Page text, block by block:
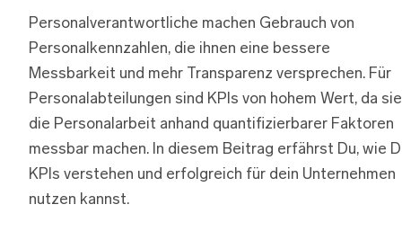
Personalverantwortliche machen Gebrauch von
Personalkennzahlen, die ihnen eine bessere
Messbarkeit und mehr Transparenz versprechen. Für
Personalabteilungen sind KPIs von hohem Wert, da sie
die Personalarbeit anhand quantifizierbarer Faktoren
messbar machen. In diesem Beitrag erfährst Du, wie
KPIs verstehen und erfolgreich für dein Unternehmen
nutzen kannst.